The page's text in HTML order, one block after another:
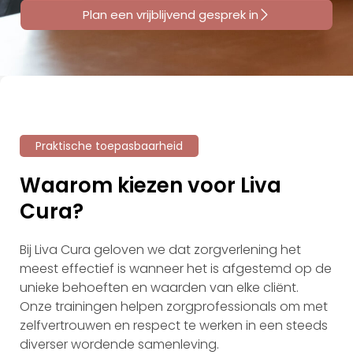
Plan een vrijblijvend gesprek in
Praktische toepasbaarheid
Waarom kiezen voor Liva
Cura?
Bij Liva Cura geloven we dat zorgverlening het
meest effectief is wanneer het is afgestemd op de
unieke behoeften en waarden van elke cliënt.
Onze trainingen helpen zorgprofessionals om met
zelfvertrouwen en respect te werken in een steeds
diverserwordende samenleving.